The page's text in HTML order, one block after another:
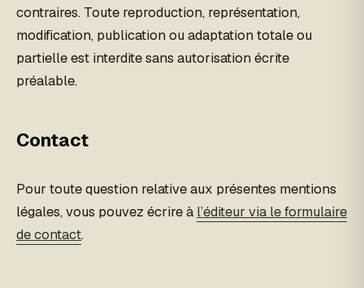
contraires. Toute reproduction, représentation,
modification, publication ou adaptation totale ou
partielle est interdite sans autorisation écrite
préalable.
Contact
Pour toute question relative aux présentes mentions
légales, vous pouvez écrire à l’éditeur via le formulaire
de contact.